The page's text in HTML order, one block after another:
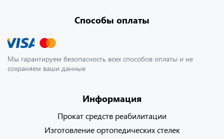
Способы оплаты
Мы гарантируем безопасность всех способов оплаты и не
сохраняем ваши данные
Информация
Прокат средств реабилитации
Изготовление ортопедических стелек